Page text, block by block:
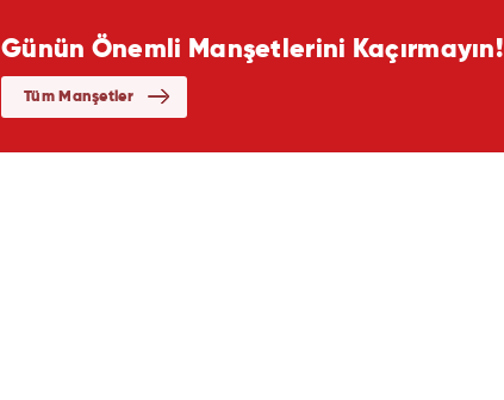
Günün Önemli Manşetlerini Kaçırmayın!
Tüm Manşetler